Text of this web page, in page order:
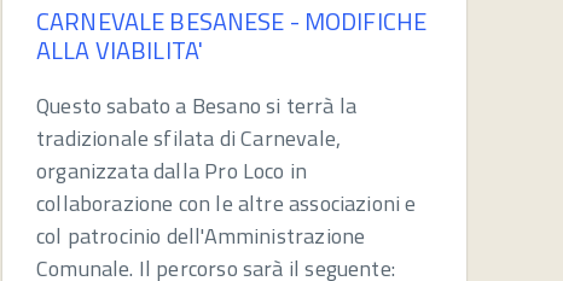
CARNEVALE BESANESE - MODIFICHE
ALLA VIABILITA'
Questo sabato a Besano si terrà la
tradizionale sfilata di Carnevale,
organizzata dalla Pro Loco in
collaborazione con le altre associazioni e
col patrocinio dell'Amministrazione
Comunale. Il percorso sarà il seguente: